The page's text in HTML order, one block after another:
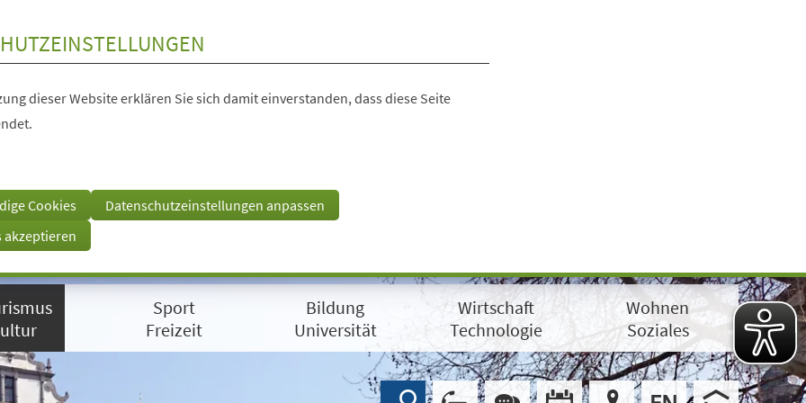
dieser Website erklären Sie sich damit einverstanden, dass diese Seite
Cookies
Datenschutzeinstellungen anpassen
akzeptieren
Sport
Freizeit
Bildung
Universität
Wirtschaft
Technologie
Wohnen
Soziales